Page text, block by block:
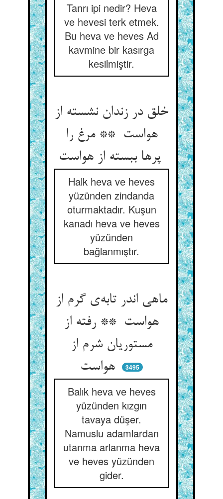
Tanrı ipi nedir? Heva
ve hevesi terk etmek.
Bu heva ve heves Ad
kavmine bir kasırga
kesilmiştir.
خلق در زندان نشسته از
هواست ** مرغ را
پرها ببسته از هواست
Halk heva ve heves
yüzünden zindanda
oturmaktadır. Kuşun
kanadı heva ve heves
yüzünden
bağlanmıştır.
ماهی اندر تابه‌ی گرم از
هواست ** رفته از
مستوریان شرم از
3495
Balık heva ve heves
yüzünden kızgın
tavaya düşer.
Namuslu adamlardan
utanma arlanma heva
ve heves yüzünden
gider.